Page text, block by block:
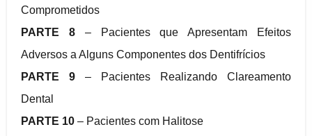
Comprometidos
PARTE 8– Pacientes que Apresentam Efeitos
Adversos a Alguns Componentes dos Dentifrícios
PARTE 9 – Pacientes Realizando Clareamento
Dental
PARTE 10 – Pacientes com Halitose